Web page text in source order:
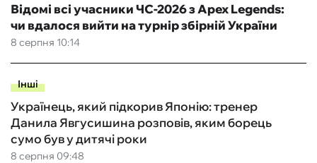
8 серпня 10:14
Відомі всі учасники ЧС-2026 з Apex Legends:
чи вдалося вийти на турнір збірній України
Інші
8 серпня 09:48
Українець, який підкорив Японію: тренер
Данила Явгусишина розповів, яким борець
сумо був у дитячі роки